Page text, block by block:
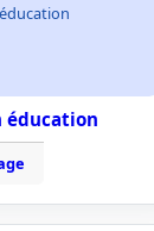
éducation